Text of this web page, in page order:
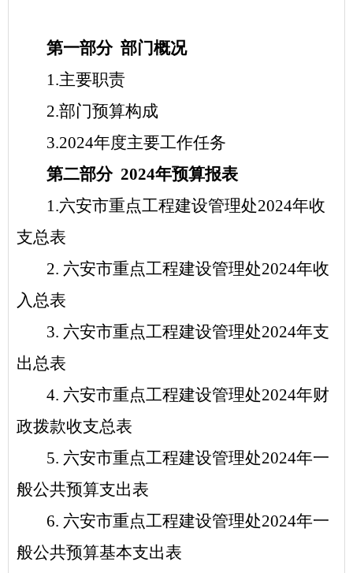
第一部分 部门概况
1.主要职责
2.部门预算构成
3.2024年度主要工作任务
第二部分 2024年预算报表
1.六安市重点工程建设管理处2024年收
支总表
2. 六安市重点工程建设管理处2024年收
入总表
3. 六安市重点工程建设管理处2024年支
出总表
4. 六安市重点工程建设管理处2024年财
政拨款收支总表
5. 六安市重点工程建设管理处2024年一
般公共预算支出表
6. 六安市重点工程建设管理处2024年一
般公共预算基本支出表